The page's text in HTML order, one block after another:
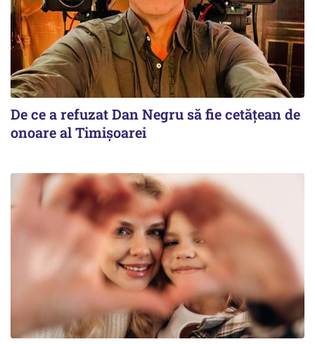
De ce a refuzat Dan Negru să fie cetățean de
onoare al Timișoarei